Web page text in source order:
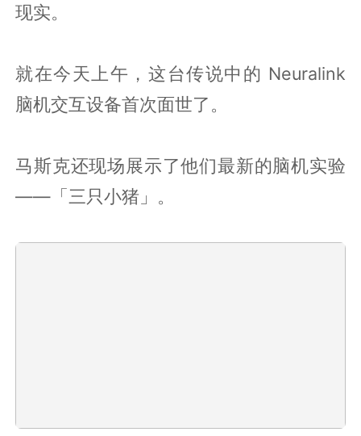
现实。
就在今天上午，这台传说中的 Neuralink
脑机交互设备首次面世了。
马斯克还现场展示了他们最新的脑机实验
——「三只小猪」。